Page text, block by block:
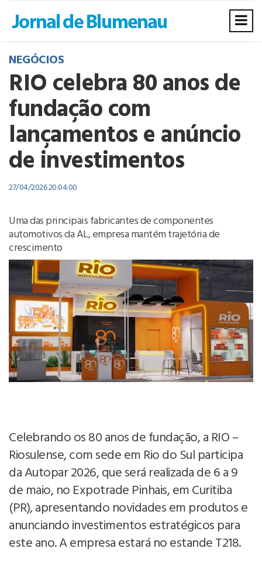
NEGÓCIOS
RIO celebra 80 anos de
fundação com
lançamentos e anúncio
de investimentos
27/04/2026 20:04:00
Uma das principais fabricantes de componentes
automotivos da AL, empresa mantém trajetória de
crescimento
Celebrando os 80 anos de fundação, a RIO –
Riosulense, com sede em Rio do Sul participa
da Autopar 2026, que será realizada de 6 a 9
de maio, no Expotrade Pinhais, em Curitiba
(PR), apresentando novidades em produtos e
anunciando investimentos estratégicos para
este ano. A empresa estará no estande T218.